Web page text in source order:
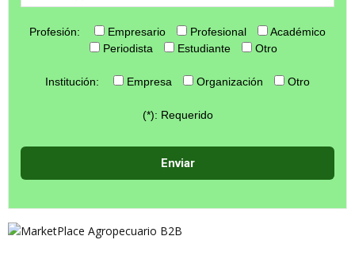
Profesión: Empresario Profesional
Académico
Periodista
Estudiante Otro
Institución: Empresa Organización Otro
(*): Requerido